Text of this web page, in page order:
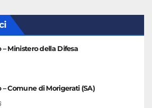
Ministero della Difesa
Comune di Morigerati (SA)